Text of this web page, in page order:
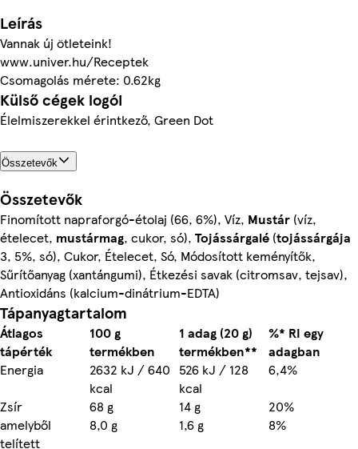
Leírás
Vannak új ötleteink!
www.univer.hu/Receptek
Csomagolás mérete: 0.62kg
Külső cégek logói
Élelmiszerekkel érintkező, Green Dot
Összetevők
Összetevők
Finomított napraforgó-étolaj (66, 6%), Víz, Mustár (víz,
ételecet, mustármag, cukor, só), Tojássárgalé (tojássárgája
3, 5%, só), Cukor, Ételecet, Só, Módosított keményítők,
Sűrítőanyag (xantángumi), Étkezési savak (citromsav, tejsav),
Antioxidáns (kalcium-dinátrium-EDTA)
Tápanyagtartalom
Átlagos
tápérték
100 g
termékben
1 adag (20 g)
termékben**
%* RI egy
adagban
Energia
2632 kJ / 640
kcal
526 kJ / 128
kcal
6,4%
Zsír
68 g 14 g
20%
amelyből
telített
8,0 g 1,6 g 8%